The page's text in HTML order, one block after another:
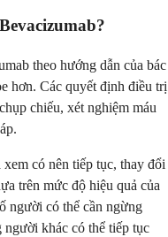
theo hướng dẫn của bác
hơn. Các quyết định điều trị
chiếu, xét nghiệm máu
có nên tiếp tục, thay đổi
trên mức độ hiệu quả của
người có thể cần ngừng
khác có thể tiếp tục